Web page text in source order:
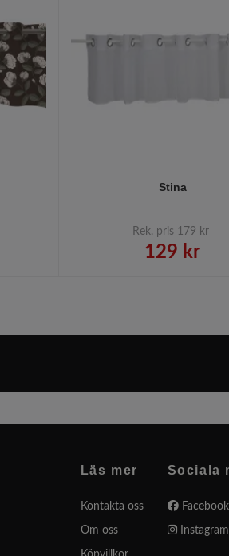
Stina
Rek. pris 179 kr
129 kr
Läs mer
Kontakta oss
Om oss
Sociala
Facebook
Instagram